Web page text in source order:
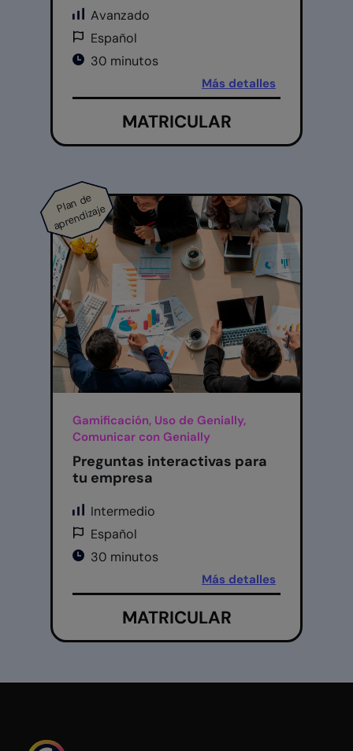
Avanzado
Español
30 minutos
Más detalles
MATRICULAR
Pl
a
n
d
e
a
pr
e
n
di
z
aj
e
Gamificación, Uso de Genially,
Comunicar con Genially
Preguntas interactivas para
tu empresa
Intermedio
Español
30 minutos
Más detalles
MATRICULAR